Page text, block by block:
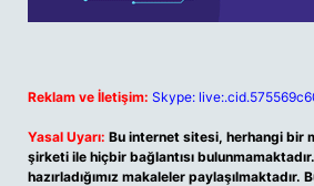
Reklam ve İletişim: Skype:
Yasal Uyarı: Bu internet sitesi, herhangi bir
şirketi ile hiçbir bağlantısı
hazırladığımız makaleler